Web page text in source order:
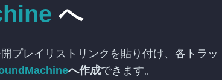
へ
プレイリストリンクを貼り付け、各トラッ
へ作成できます。